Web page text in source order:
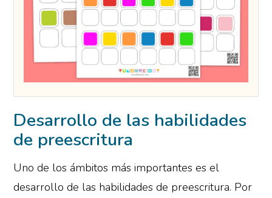
Desarrollo de las habilidades
de preescritura
Uno de los ámbitos más importantes es el
desarrollo de las habilidades de preescritura. Por